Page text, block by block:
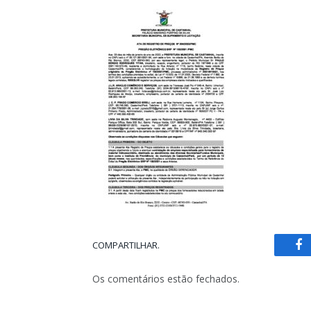
COMPARTILHAR.
Os comentários estão fechados.